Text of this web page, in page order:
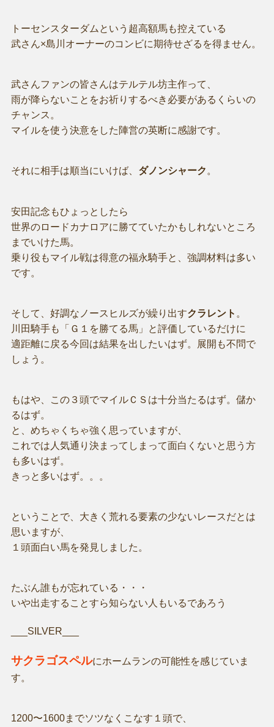
トーセンスターダムという超高額馬も控えている
武さん×島川オーナーのコンビに期待せざるを得ません。
武さんファンの皆さんはテルテル坊主作って、
雨が降らないことをお祈りするべき必要があるくらいの
チャンス。
マイルを使う決意をした陣営の英断に感謝です。
それに相手は順当にいけば、 ダノンシャーク 。
安田記念もひょっとしたら
世界のロードカナロアに勝てていたかもしれないところ
までいけた馬。
乗り役もマイル戦は得意の福永騎手と、強調材料は多い
です。
そして、好調なノースヒルズが繰り出すクラレント 。
川田騎手も「Ｇ１を勝てる馬」と評価しているだけに
適距離に戻る今回は結果を出したいはず。展開も不問で
しょう。
もはや、この３頭でマイルＣＳは十分当たるはず。儲か
るはず。
と、めちゃくちゃ強く思っていますが、
これでは人気通り決まってしまって面白くないと思う方
も多いはず。
きっと多いはず。。。
ということで、大きく荒れる要素の少ないレースだとは
思いますが、
１頭面白い馬を発見しました。
たぶん誰もが忘れている・・・
いや出走することすら知らない人もいるであろう
___SILVER___
サクラゴスペルにホームランの可能性を感じていま
す。
1200〜1600までソツなくこなす１頭で、